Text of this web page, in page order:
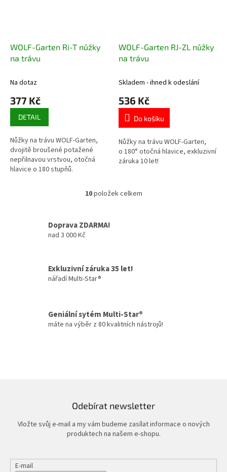
WOLF-Garten Ri-T nůžky
na trávu
Na dotaz
377 Kč
DETAIL
Nůžky na trávu WOLF-Garten,
dvojitě broušené potažené
nepřilnavou vrstvou, otočná
hlavice o 180 stupňů.
WOLF-Garten RJ-ZL nůžky
na trávu
Skladem - ihned k odeslání
536 Kč
Do košíku
Nůžky na trávu WOLF-Garten,
o 180° otočná hlavice, exkluzivní
záruka 10 let!
O
í
p
y
v
10položek celkem
Doprava ZDARMA!
nad 3 000 Kč
Exkluzivní záruka 35 let!
nářadí Multi-Star®
Geniální sytém Multi-Star®
máte na výběr z 80 kvalitních nástrojů!
Odebírat newsletter
Vložte svůj e-mail a my vám budeme zasílat informace o nových
produktech na našem e-shopu.
E-mail